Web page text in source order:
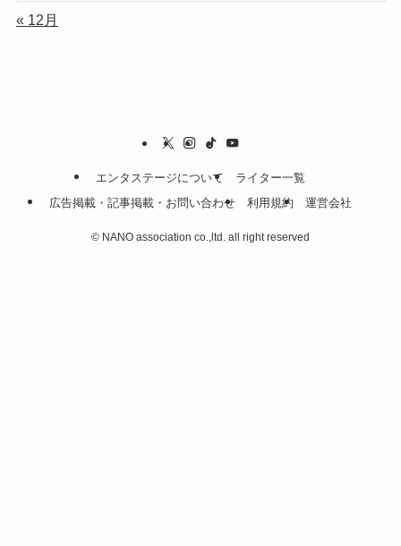
« 12月
エンタステージについて
ライター一覧
広告掲載・記事掲載・お問い合わせ
利用規約 運営会社
© NANO association co.,ltd. all right reserved